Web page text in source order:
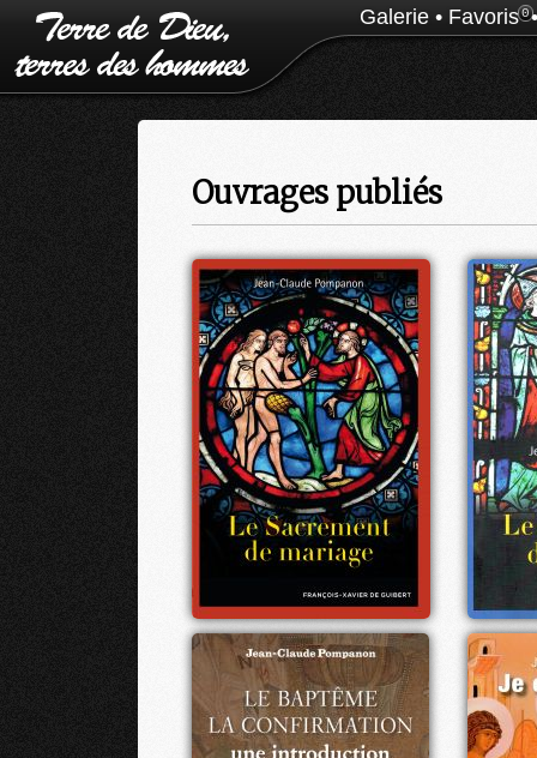
Galerie • Favoris0
Ouvrages publiés